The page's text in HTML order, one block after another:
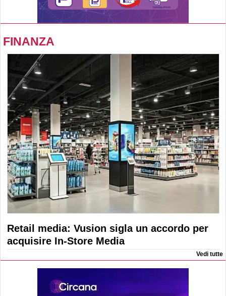
FINANZA
Retail media: Vusion sigla un accordo per
acquisire In-Store Media
Vedi tutte